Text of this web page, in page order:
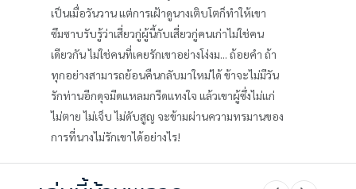
เป็นเมื่อวันวาน แต่การเฝ้าดูนางเติบโตก็ทำให้เขา
ซึมซาบรับรู้ว่าเสี่ยวกู่ผู้นี้กับเสี่ยวกู่คนเก่าไม่ใช่คน
เดียวกัน ไม่ใช่คนที่เคยรักเขาอย่างโง่งม... ถ้อยคำ ถ้า
ทุกอย่างสามารถย้อนคืนกลับมาใหม่ได้ ข้าจะไม่มีวัน
รักท่านอีกดุจมีดแหลมกรีดแทงใจ แล้วเขาผู้ซึ่งไม่แก่
ไม่ตาย ไม่เจ็บ ไม่ดับสูญ จะข้ามผ่านความทรมานของ
การที่นางไม่รักเขาได้อย่างไร!